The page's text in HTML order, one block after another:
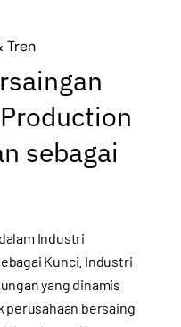
Tren
sebagai
Industri
Kunci. Industri
yang dinamis
perusahaan bersaing